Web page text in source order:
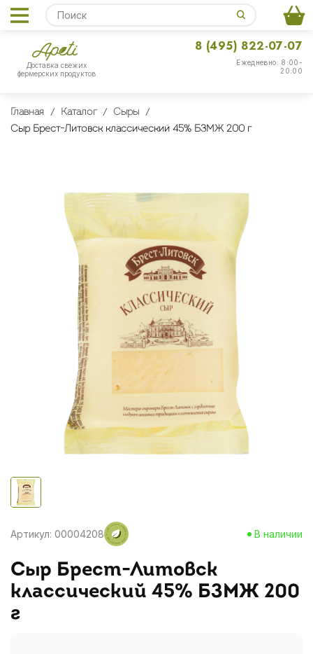
Доставка свежих
фермерских продуктов
Ежедневно: 8:00-
20:00
8 (495) 822-07-07
Главная Каталог
Сыры
Сыр Брест-Литовск классический 45% БЗМЖ 200 г
Артикул: 00004208 В наличии
Сыр Брест-Литовск
классический 45% БЗМЖ 200
г